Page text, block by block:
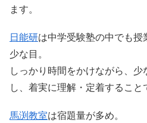
ます。
日能研は中学受験塾の中でも
少な目。
しっかり時間をかけながら、
し、着実に理解・定着すること
馬渕教室は宿題量が多め。